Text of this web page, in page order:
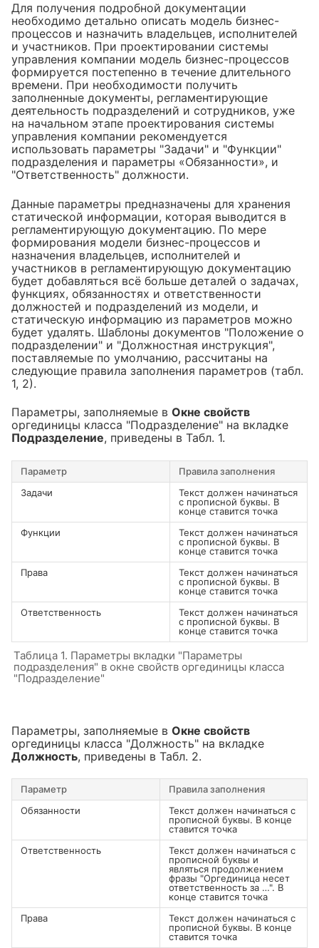
Для получения подробной документации
необходимо детально описать модель бизнес-
процессов и назначить владельцев, исполнителей
и участников. При проектировании системы
управления компании модель бизнес-процессов
формируется постепенно в течение длительного
времени. При необходимости получить
заполненные документы, регламентирующие
деятельность подразделений и сотрудников, уже
на начальном этапе проектирования системы
управления компании рекомендуется
использовать параметры "Задачи" и "Функции"
подразделения и параметры «Обязанности», и
"Ответственность" должности.
Данные параметры предназначены для хранения
статической информации, которая выводится в
регламентирующую документацию. По мере
формирования модели бизнес-процессов и
назначения владельцев, исполнителей и
участников в регламентирующую документацию
будет добавляться всё больше деталей о задачах,
функциях, обязанностях и ответственности
должностей и подразделений из модели, и
статическую информацию из параметров можно
будет удалять. Шаблоны документов "Положение о
подразделении" и "Должностная инструкция",
поставляемые по умолчанию, рассчитаны на
следующие правила заполнения параметров (табл.
1, 2).
Параметры, заполняемые в Окне свойств
оргединицы класса "Подразделение" на вкладке
Подразделение, приведены в Табл. 1.
Параметр
Правила заполнения
Задачи
Текст должен начинаться
с прописной буквы. В
конце ставится точка
Функции
Текст должен начинаться
с прописной буквы. В
конце ставится точка
Права
Текст должен начинаться
с прописной буквы. В
конце ставится точка
Ответственность
Текст должен начинаться
с прописной буквы. В
конце ставится точка
Таблица 1. Параметры вкладки "Параметры
подразделения" в окне свойств оргединицы класса
"Подразделение"
Параметры, заполняемые в Окне свойств
оргединицы класса "Должность" на вкладке
Должность, приведены в Табл. 2.
Параметр
Правила заполнения
Обязанности
Текст должен начинаться с
прописной буквы. В конце
ставится точка
Ответственность
Текст должен начинаться с
прописной буквы и
являться продолжением
фразы "Оргединица несет
ответственность за …". В
конце ставится точка
Права
Текст должен начинаться с
прописной буквы. В конце
ставится точка